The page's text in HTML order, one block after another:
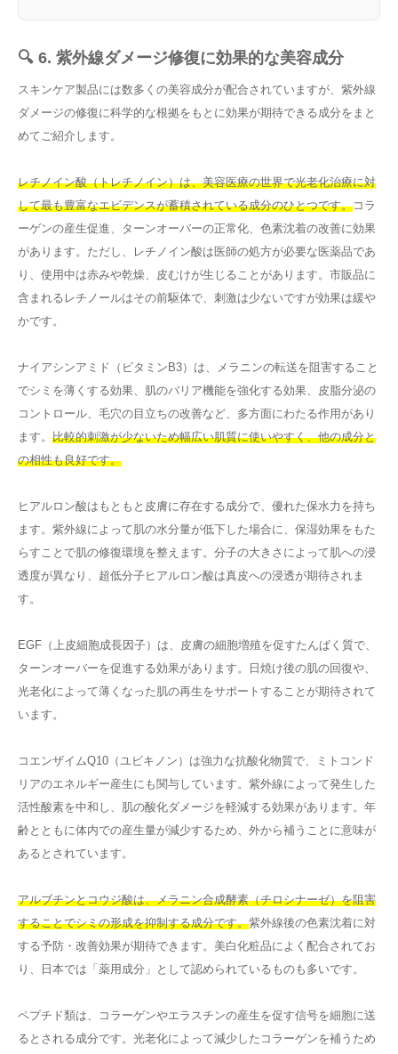
🔍 6. 紫外線ダメージ修復に効果的な美容成分
スキンケア製品には数多くの美容成分が配合されていますが、紫外線
ダメージの修復に科学的な根拠をもとに効果が期待できる成分をまと
めてご紹介します。
レチノイン酸（トレチノイン）は、美容医療の世界で光老化治療に対
して最も豊富なエビデンスが蓄積されている成分のひとつです。コラ
ーゲンの産生促進、ターンオーバーの正常化、色素沈着の改善に効果
があります。ただし、レチノイン酸は医師の処方が必要な医薬品であ
り、使用中は赤みや乾燥、皮むけが生じることがあります。市販品に
含まれるレチノールはその前駆体で、刺激は少ないですが効果は緩や
かです。
ナイアシンアミド（ビタミンB3）は、メラニンの転送を阻害すること
でシミを薄くする効果、肌のバリア機能を強化する効果、皮脂分泌の
コントロール、毛穴の目立ちの改善など、多方面にわたる作用があり
ます。 比較的刺激が少ないため幅広い肌質に使いやすく、他の成分と
の相性も良好です。
ヒアルロン酸はもともと皮膚に存在する成分で、優れた保水力を持ち
ます。紫外線によって肌の水分量が低下した場合に、保湿効果をもた
らすことで肌の修復環境を整えます。分子の大きさによって肌への浸
透度が異なり、超低分子ヒアルロン酸は真皮への浸透が期待されま
す。
EGF（上皮細胞成長因子）は、皮膚の細胞増殖を促すたんぱく質で、
ターンオーバーを促進する効果があります。日焼け後の肌の回復や、
光老化によって薄くなった肌の再生をサポートすることが期待されて
います。
コエンザイムQ10（ユビキノン）は強力な抗酸化物質で、ミトコンド
リアのエネルギー産生にも関与しています。紫外線によって発生した
活性酸素を中和し、肌の酸化ダメージを軽減する効果があります。年
齢とともに体内での産生量が減少するため、外から補うことに意味が
あるとされています。
アルブチンとコウジ酸は、メラニン合成酵素（チロシナーゼ）を阻害
することでシミの形成を抑制する成分です。紫外線後の色素沈着に対
する予防・改善効果が期待できます。美白化粧品によく配合されてお
り、日本では「薬用成分」として認められているものも多いです。
ペプチド類は、コラーゲンやエラスチンの産生を促す信号を細胞に送
るとされる成分です。光老化によって減少したコラーゲンを補うため